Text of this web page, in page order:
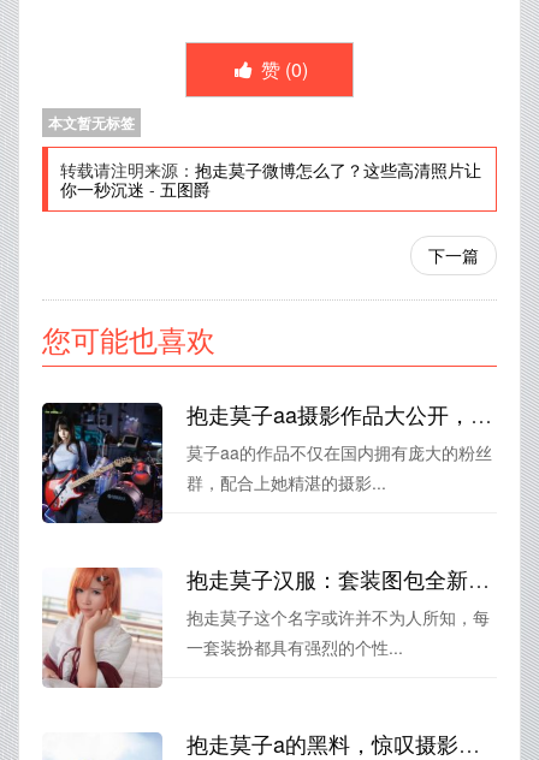
赞 (0)
本文暂无标签
转载请注明来源： 抱走莫子微博怎么了？这些高清照片让
你一秒沉迷 - 五图爵
下一篇
您可能也喜欢
抱走莫子aa摄影作品大公开，绝对令人惊艳
莫子aa的作品不仅在国内拥有庞大的粉丝
群，配合上她精湛的摄影...
抱走莫子汉服：套装图包全新上线 独享高清原图
抱走莫子这个名字或许并不为人所知，每
一套装扮都具有强烈的个性...
抱走莫子a的黑料，惊叹摄影原图的绝美之处